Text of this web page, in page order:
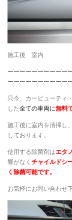
施工後 室内
ーーーーーーーーーー
ーーーーーーーーーー
只今、カービューティ
した全ての車両に無料
施工後に室内を清掃し、
しております。
使用する除菌剤はエタ
響がなく チャイルドシ
く除菌可能です。
お気軽にお問い合わせ